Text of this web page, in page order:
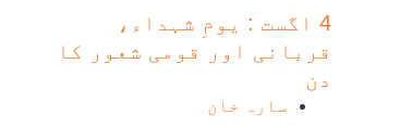
4 اگست : یومِ شہداء،
قربانی اور قومی شعور کا
دن
سارہ خان